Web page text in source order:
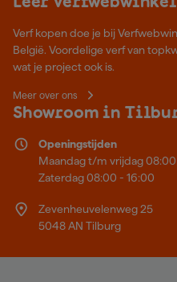
Verf kopen doe je bij
België. Voordelige verf van
wat je project ook is.
Meer over ons
Showroom in
Openingstijden
Maandag t/m vrijdag 08:00
Zaterdag 08:00 - 16:00
Zevenheuvelenweg 25
5048 AN Tilburg